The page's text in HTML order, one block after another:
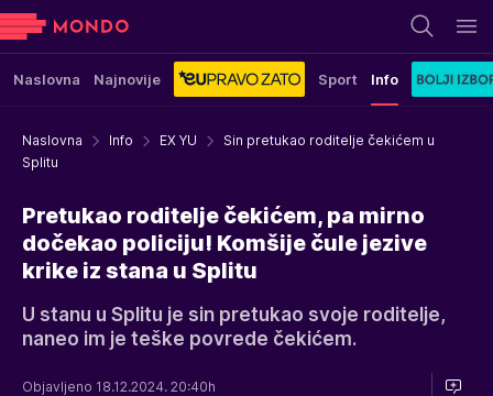
Naslovna Najnovije Sport Info
Naslovna Info EX YU
Sin pretukao roditelje čekićem u
Splitu
Pretukao roditelje čekićem, pa mirno
dočekao policiju! Komšije čule jezive
krike iz stana u Splitu
U stanu u Splitu je sin pretukao svoje roditelje,
naneo im je teške povrede čekićem.
Objavljeno 18.12.2024. 20:40h